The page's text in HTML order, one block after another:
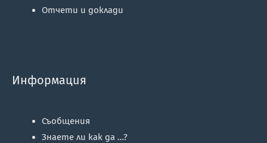
Отчети и доклади
Информация
Съобщения
Знаете ли как да …?